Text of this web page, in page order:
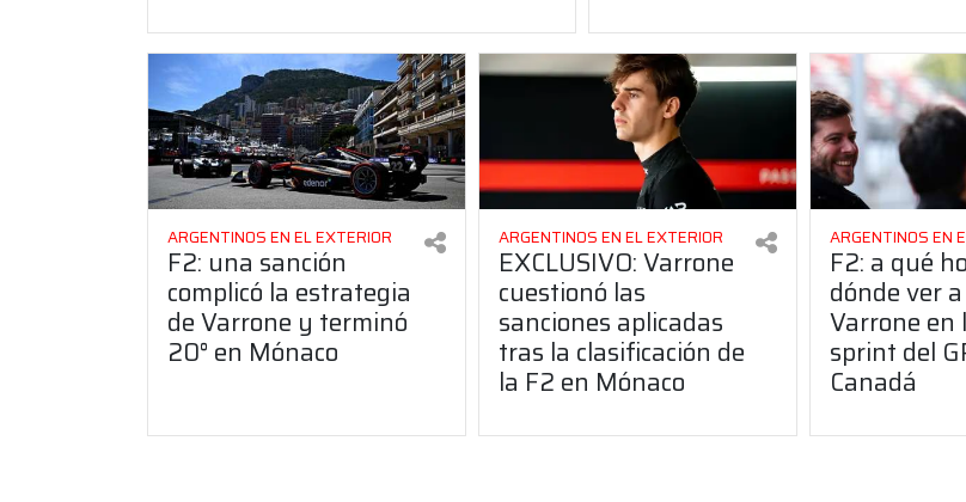
ARGENTINOS EN EL EXTERIOR
F2: una sanción
complicó la estrategia
de Varrone y terminó
20° en Mónaco
ARGENTINOS EN EL EXTERIOR
EXCLUSIVO: Varrone
cuestionó las
sanciones aplicadas
tras la clasificación de
la F2 en Mónaco
ARGENTINOS EN
F2: a qué
dónde ver
Varrone en
sprint del
Canadá